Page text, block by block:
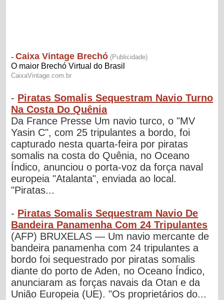
- Piratas Somalis Sequestram Navio Turno
Na Costa Do Quênia
Da France Presse Um navio turco, o "MV
Yasin C", com 25 tripulantes a bordo, foi
capturado nesta quarta-feira por piratas
somalis na costa do Quênia, no Oceano
Índico, anunciou o porta-voz da força naval
europeia "Atalanta", enviada ao local.
"Piratas...
- Piratas Somalis Sequestram Navio De
Bandeira Panamenha Com 24 Tripulantes
(AFP) BRUXELAS — Um navio mercante de
bandeira panamenha com 24 tripulantes a
bordo foi sequestrado por piratas somalis
diante do porto de Aden, no Oceano Índico,
anunciaram as forças navais da Otan e da
União Europeia (UE). "Os proprietários do...